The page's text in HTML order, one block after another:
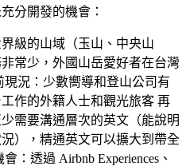
分開發的機會：
界級的山域（玉山、中央山
常少，外國山岳愛好者在台灣
現況 ：少數嚮導和登山公司有
作的外籍人士和觀光旅客 再
少需要溝通層次的英文（能說明
），精通英文可以擴大到帶全
會 ：透過 Airbnb Experiences、